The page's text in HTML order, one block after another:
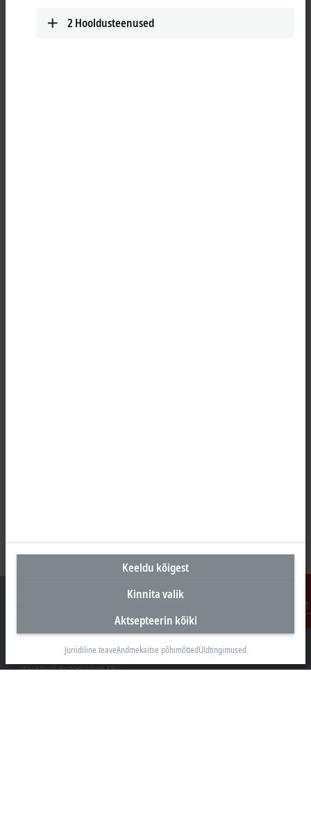
Kontakt
Peakontor Eesti
Beckhoff Automation OÜ
2 Hooldusteenused
Keeldu kõigest
Kinnita valik
Aktsepteerin kõiki
Juriidiline teaveAndmekaitse põhimõttedÜldtingimused